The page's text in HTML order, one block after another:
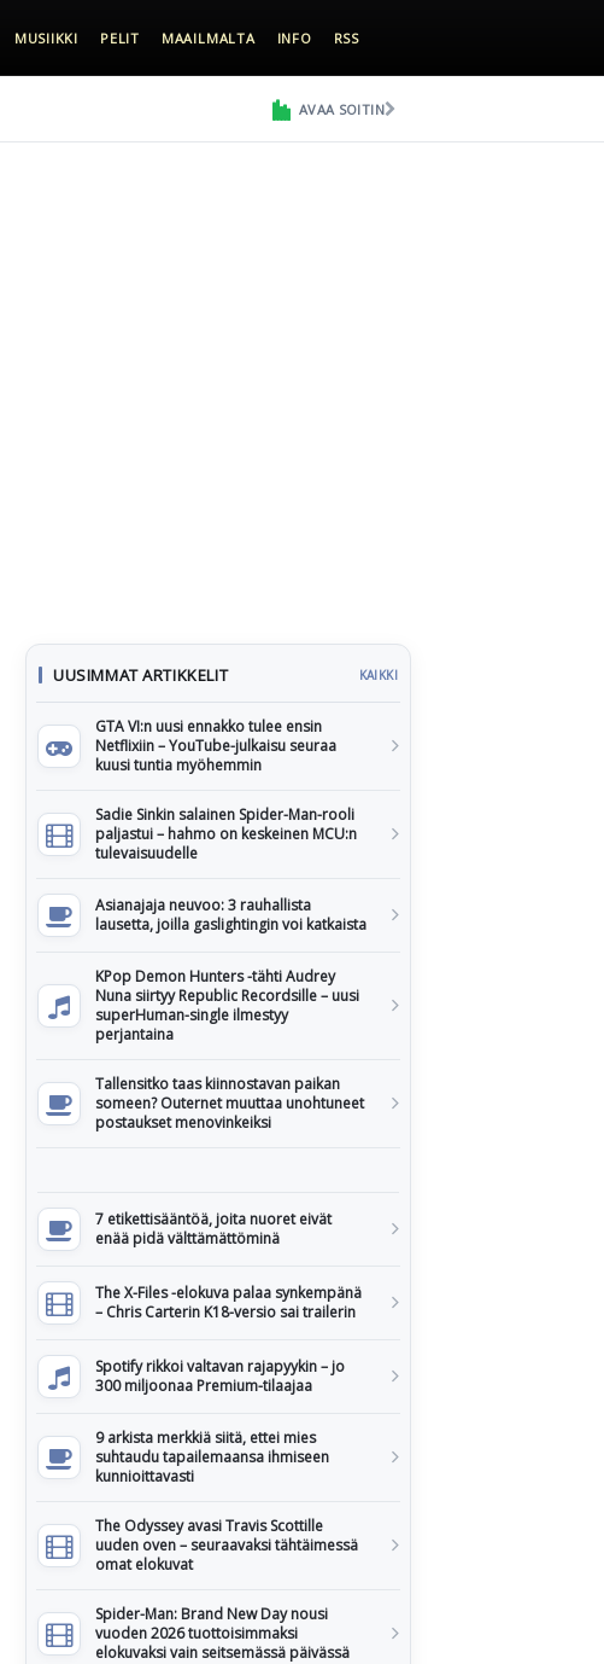
MUSIIKKI PELIT MAAILMALTA INFO RSS
AVAA SOITIN
UUSIMMAT ARTIKKELIT KAIKKI
GTA VI:n uusi ennakko tulee ensin
Netflixiin – YouTube-julkaisu seuraa
kuusi tuntia myöhemmin
Sadie Sinkin salainen Spider-Man-rooli
paljastui – hahmo on keskeinen MCU:n
tulevaisuudelle
Asianajaja neuvoo: 3 rauhallista
lausetta, joilla gaslightingin voi katkaista
KPop Demon Hunters -tähti Audrey
Nuna siirtyy Republic Recordsille – uusi
superHuman-single ilmestyy
perjantaina
Tallensitko taas kiinnostavan paikan
someen? Outernet muuttaa unohtuneet
postaukset menovinkeiksi
7 etikettisääntöä, joita nuoret eivät
enää pidä välttämättöminä
The X-Files -elokuva palaa synkempänä
– Chris Carterin K18-versio sai trailerin
Spotify rikkoi valtavan rajapyykin – jo
300 miljoonaa Premium-tilaajaa
9 arkista merkkiä siitä, ettei mies
suhtaudu tapailemaansa ihmiseen
kunnioittavasti
The Odyssey avasi Travis Scottille
uuden oven – seuraavaksi tähtäimessä
omat elokuvat
Spider-Man: Brand New Day nousi
vuoden 2026 tuottoisimmaksi
elokuvaksi vain seitsemässä päivässä